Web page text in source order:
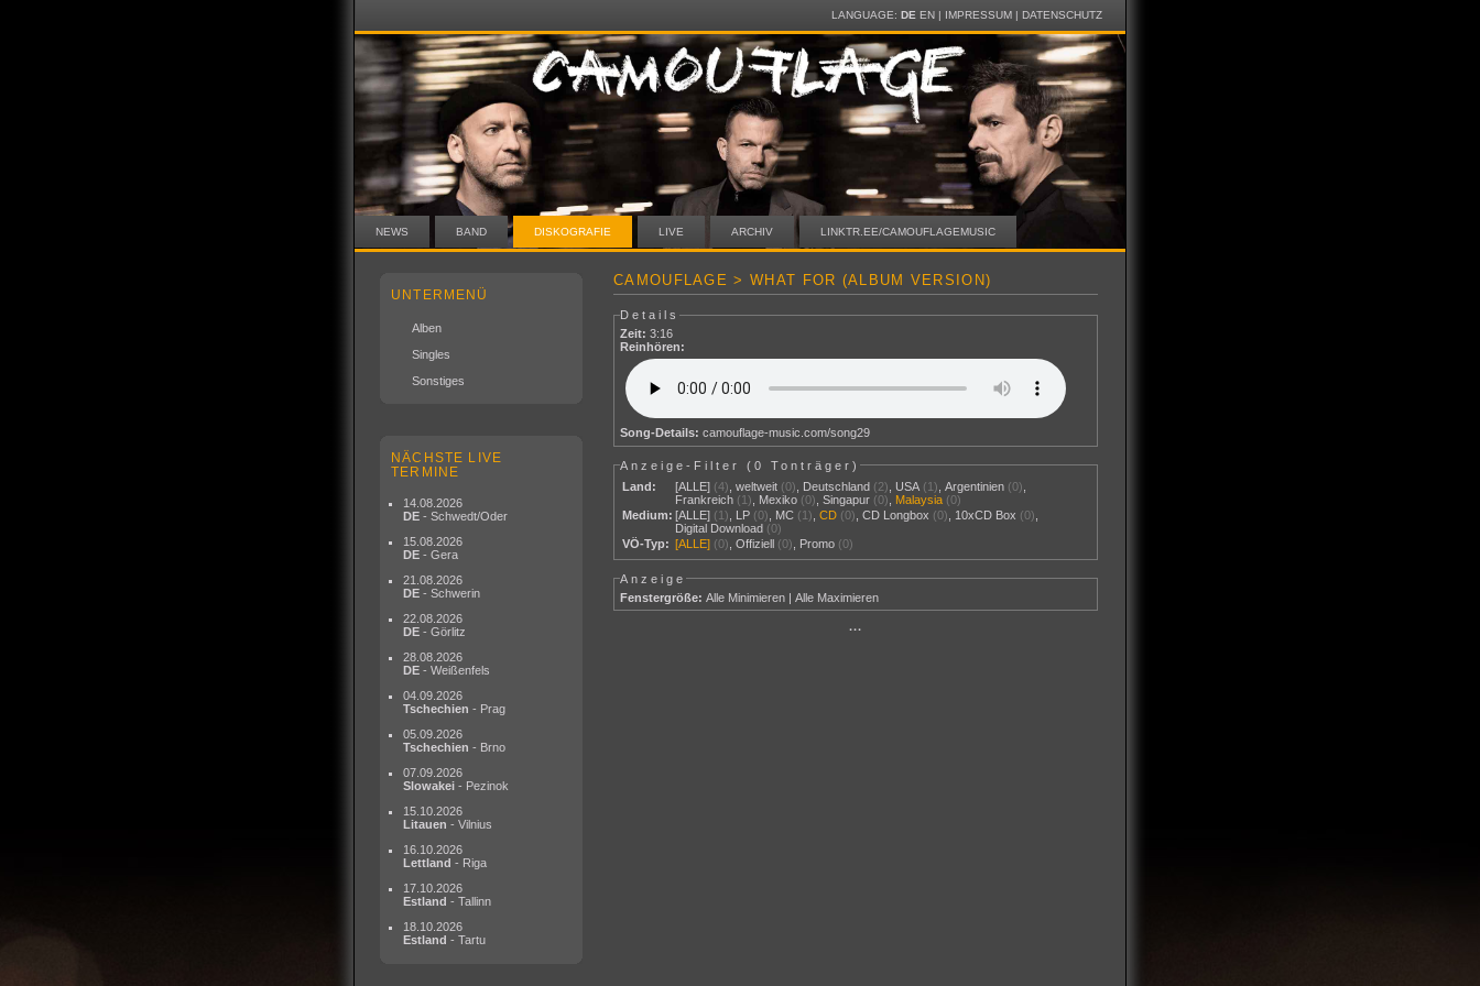
LANGUAGE: DE EN| IMPRESSUM| DATENSCHUTZ
NEWS BAND DISKOGRAFIE LIVE ARCHIV LINKTR.EE/CAMOUFLAGEMUSIC
UNTERMENÜ
Alben
Singles
Sonstiges
NÄCHSTE LIVE
TERMINE
14.08.2026
DE - Schwedt/Oder
15.08.2026
DE - Gera
21.08.2026
DE - Schwerin
22.08.2026
DE - Görlitz
28.08.2026
DE - Weißenfels
04.09.2026
Tschechien - Prag
05.09.2026
Tschechien - Brno
07.09.2026
Slowakei - Pezinok
15.10.2026
Litauen - Vilnius
16.10.2026
Lettland - Riga
17.10.2026
Estland - Tallinn
18.10.2026
Estland - Tartu
CAMOUFLAGE > WHAT FOR (ALBUM VERSION)
Details
Zeit: 3:16
Reinhören:
Song-Details: camouflage-music.com/song29
Anzeige-Filter (0 Tonträger)
Land:
[ALLE] (4) ,weltweit (0) Deutschland (2) USA (1) ,Argentinien (0)
Frankreich (1) Mexiko (0) ,Singapur (0) Malaysia (0)
Medium: [ALLE] (1) LP (0) MC (1) ,CD (0) ,CD Longbox (0) 10xCD Box (0)
Digital Download (0)
VÖ-Typ: [ALLE] (0) ,Offiziell (0) Promo (0)
Anzeige
Fenstergröße: Alle Minimieren |Alle Maximieren
···